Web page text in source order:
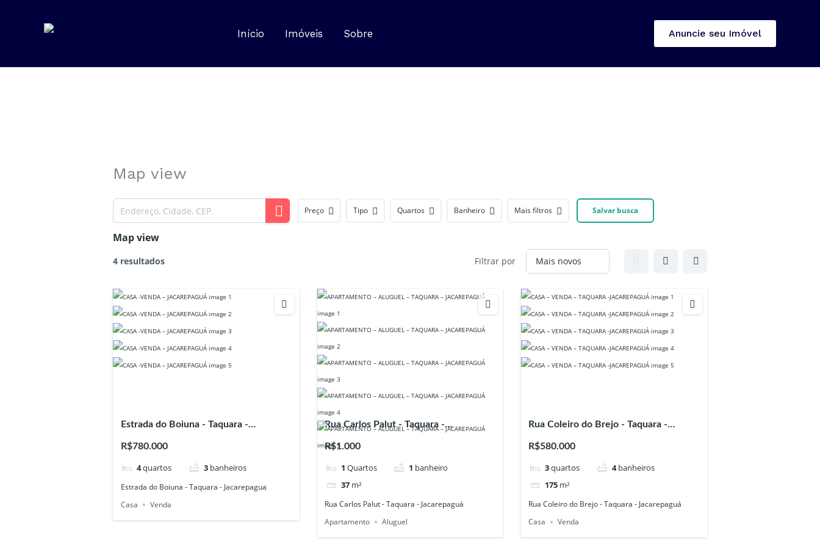
Início Imóveis Sobre Anuncie seu Imóvel
Map view
Salvar busca
Preço Tipo Quartos Banheiro Mais filtros
Map view
4 resultados Filtrar por
Estrada do Boiuna - Taquara -
R$780.000
4quartos 3 banheiros
Estrada do Boiuna - Taquara - Jacarepagua
Casa
Venda
Rua Carlos Palut - Taquara -
R$1.000
1 Quartos 1 banheiro
37 m²
Rua Carlos Palut - Taquara - Jacarepaguá
Apartamento
Aluguel
Rua Coleiro do Brejo - Taquara -
R$580.000
3quartos 4 banheiros
175 m²
Rua Coleiro do Brejo - Taquara - Jacarepaguá
Casa
Venda